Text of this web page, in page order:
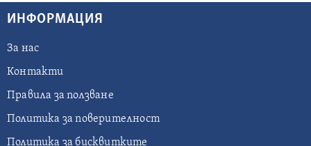
ИНФОРМАЦИЯ
За нас
Контакти
Правила за ползване
Политика за поверителност
Политика за бисквитките